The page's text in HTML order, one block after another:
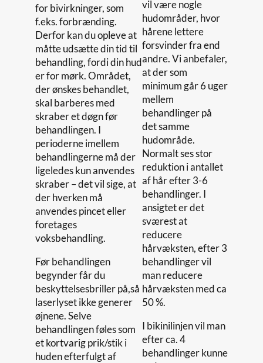
for bivirkninger, som
f.eks. forbrænding.
Derfor kan du opleve at
måtte udsætte din tid til
behandling, fordi din hud
er for mørk. Området,
der ønskes behandlet,
skal barberes med
skraber et døgn før
behandlingen. I
perioderne imellem
behandlingerne må der
ligeledes kun anvendes
skraber – det vil sige, at
der hverken må
anvendes pincet eller
foretages
voksbehandling.
Før behandlingen
begynder får du
beskyttelsesbriller på,så
laserlyset ikke generer
øjnene. Selve
behandlingen føles som
et kortvarig prik/stik i
huden efterfulgt af
vil være nogle
hudområder, hvor
hårene lettere
forsvinder fra end
andre. Vi anbefaler,
at der som
minimum går 6 uger
mellem
behandlinger på
det samme
hudområde.
Normalt ses stor
reduktion i antallet
af hår efter 3-6
behandlinger. I
ansigtet er det
sværest at
reducere
hårvæksten, efter 3
behandlinger vil
man reducere
hårvæksten med ca
50 %.
I bikinilinjen vil man
efter ca. 4
behandlinger kunne